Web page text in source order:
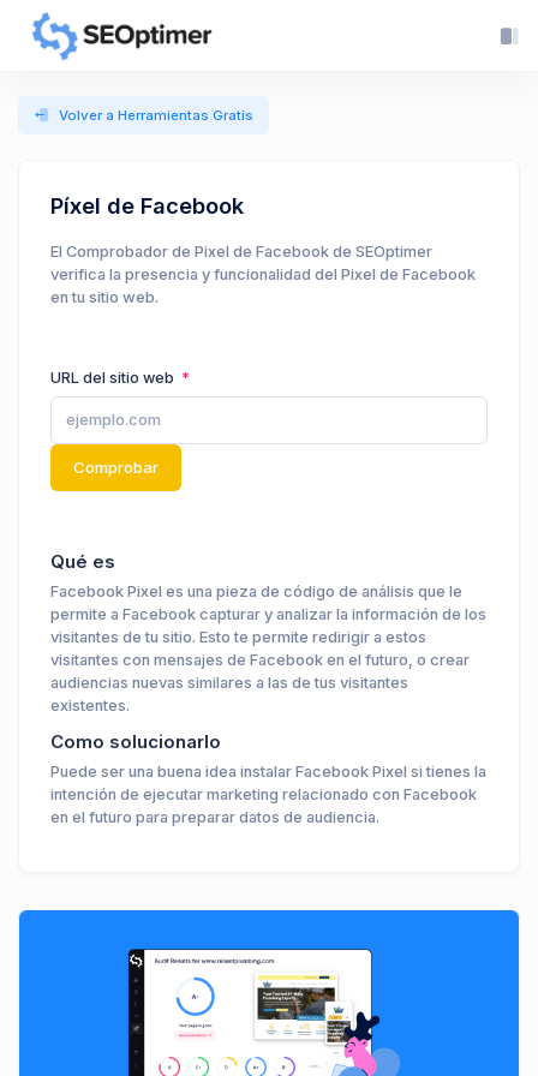
Volver a Herramientas Gratis
Píxel de Facebook
El Comprobador de Pixel de Facebook de SEOptimer
verifica la presencia y funcionalidad del Pixel de Facebook
en tu sitio web.
URL del sitio web
Comprobar
Qué es
Facebook Pixel es una pieza de código de análisis que le
permite a Facebook capturar y analizar la información de los
visitantes de tu sitio. Esto te permite redirigir a estos
visitantes con mensajes de Facebook en el futuro, o crear
audiencias nuevas similares a las de tus visitantes
existentes.
Como solucionarlo
Puede ser una buena idea instalar Facebook Pixel si tienes la
intención de ejecutar marketing relacionado con Facebook
en el futuro para preparar datos de audiencia.